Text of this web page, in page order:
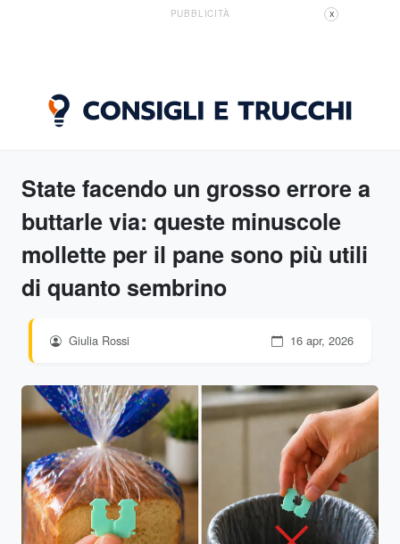
PUBBLICITÀ X
State facendo un grosso errore a
buttarle via: queste minuscole
mollette per il pane sono più utili
di quanto sembrino
Giulia Rossi 16 apr, 2026